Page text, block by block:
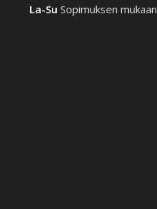
La-Su Sopimuksen mukaan